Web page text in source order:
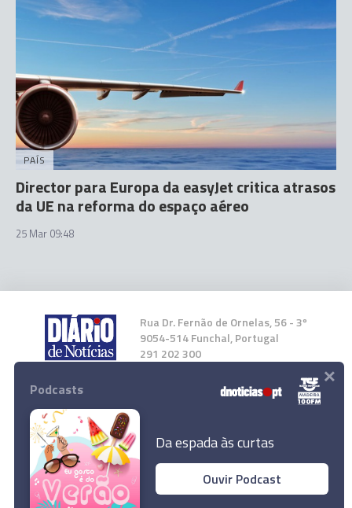
PAÍS
Director para Europa da easyJet critica atrasos
da UE na reforma do espaço aéreo
25 Mar 09:48
Rua Dr. Fernão de Ornelas, 56 - 3º
9054-514 Funchal, Portugal
291 202 300
Instale a nossa App
© 2023 Empresa Diário de Notícias, Lda.
Podcasts
Da espada às curtas
Ouvir Podcast
×